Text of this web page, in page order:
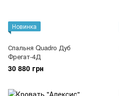
Новинка
Спальня Quadro Дуб
Фрегат-4Д
30 880 грн